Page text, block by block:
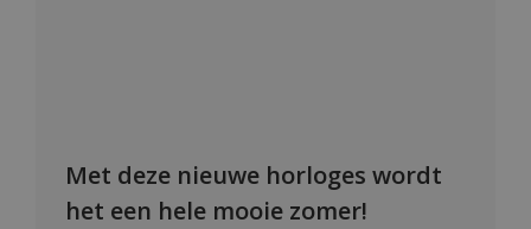
Met deze nieuwe horloges wordt
het een hele mooie zomer!